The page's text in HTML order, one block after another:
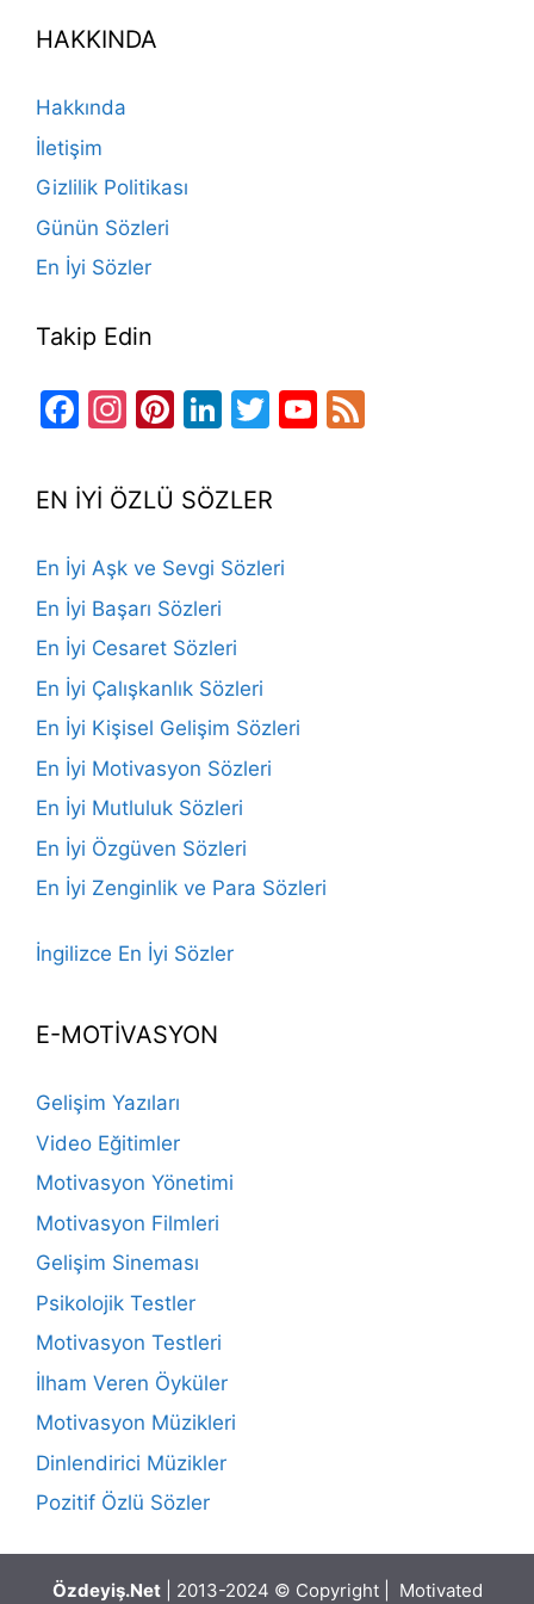
b
o
o
k
a
HAKKINDA
Hakkında
İletişim
Gizlilik Politikası
Günün Sözleri
En İyi Sözler
Takip Edin
Facebook
Instagram
Pinterest
LinkedIn
TwitterYouTube
EN İYİ ÖZLÜ SÖZLER
En İyi Aşk ve Sevgi Sözleri
En İyi Başarı Sözleri
En İyi Cesaret Sözleri
En İyi Çalışkanlık Sözleri
En İyi Kişisel Gelişim Sözleri
En İyi Motivasyon Sözleri
En İyi Mutluluk Sözleri
En İyi Özgüven Sözleri
En İyi Zenginlik ve Para Sözleri
İngilizce En İyi Sözler
E-MOTİVASYON
Gelişim Yazıları
Video Eğitimler
Motivasyon Yönetimi
Motivasyon Filmleri
Gelişim Sineması
Psikolojik Testler
Motivasyon Testleri
İlham Veren Öyküler
Motivasyon Müzikleri
Dinlendirici Müzikler
Pozitif Özlü Sözler
Özdeyiş.Net| 2013-2024 © Copyright | Motivated